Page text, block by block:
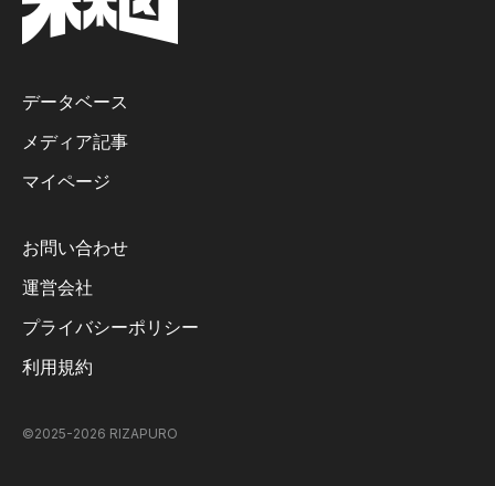
データベース
メディア記事
マイページ
お問い合わせ
運営会社
プライバシーポリシー
利用規約
©2025-2026 RIZAPURO